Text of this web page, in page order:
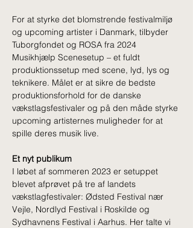
For at styrke det blomstrende festivalmiljø
og upcoming artister i Danmark, tilbyder
Tuborgfondet og ROSA fra 2024
Musikhjælp Scenesetup – et fuldt
produktionssetup med scene, lyd, lys og
teknikere. Målet er at sikre de bedste
produktionsforhold for de danske
vækstlagsfestivaler og på den måde styrke
upcoming artisternes muligheder for at
spille deres musik live.
Et nyt publikum
I løbet af sommeren 2023 er setuppet
blevet afprøvet på tre af landets
vækstlagfestivaler: Ødsted Festival nær
Vejle, Nordlyd Festival i Roskilde og
Sydhavnens Festival i Aarhus. Her talte vi